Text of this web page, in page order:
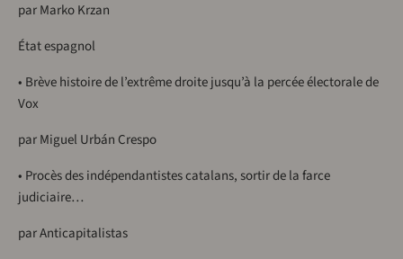
par Marko Krzan
État espagnol
• Brève histoire de l’extrême droite jusqu’à la percée électorale de
Vox
par Miguel Urbán Crespo
• Procès des indépendantistes catalans, sortir de la farce
judiciaire…
par Anticapitalistas